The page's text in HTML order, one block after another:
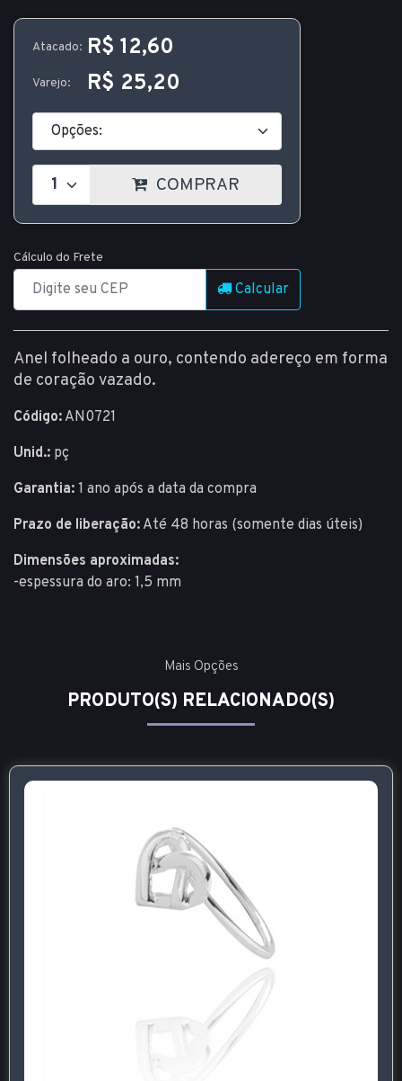
Atacado: R$ 12,60
Varejo: R$ 25,20
COMPRAR
Cálculo do Frete
Calcular
Anel folheado a ouro, contendo adereço em forma
de coração vazado.
Código: AN0721
Unid.: pç
Garantia: 1 ano após a data da compra
Prazo de liberação: Até 48 horas (somente dias úteis)
Dimensões aproximadas:
-espessura do aro: 1,5 mm
Mais Opções
PRODUTO(S) RELACIONADO(S)